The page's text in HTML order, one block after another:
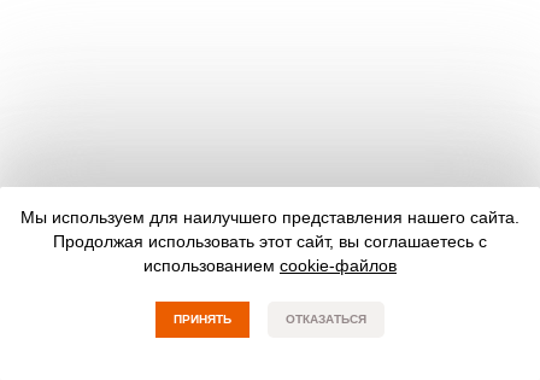
Мы используем для наилучшего представления нашего сайта.
Продолжая использовать этот сайт, вы соглашаетесь с
использованием cookie-файлов
ПРИНЯТЬ ОТКАЗАТЬСЯ